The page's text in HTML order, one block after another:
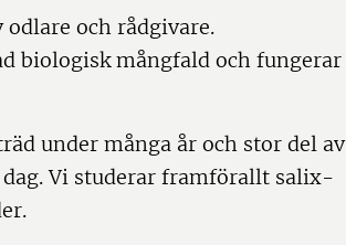
odlare och rådgivare.
biologisk mångfald och fungerar
under många år och stor del av
Vi studerar framförallt salix-